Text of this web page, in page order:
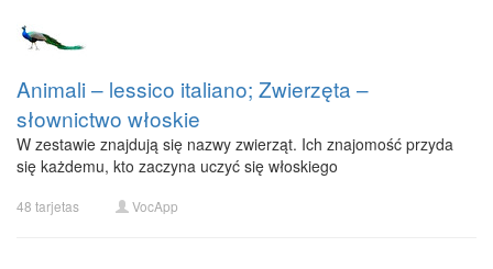
Animali – lessico italiano; Zwierzęta –
słownictwo włoskie
W zestawie znajdują się nazwy zwierząt. Ich znajomość przyda
się każdemu, kto zaczyna uczyć się włoskiego
48 tarjetas VocApp